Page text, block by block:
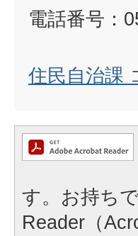
電話番号：
住民自治課
す。お持ち
Reader（